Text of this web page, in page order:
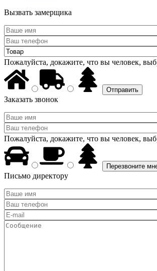
Вызвать замерщика
Пожалуйста, докажите, что вы человек,
Заказать звонок
Пожалуйста, докажите, что вы человек,
Письмо директору